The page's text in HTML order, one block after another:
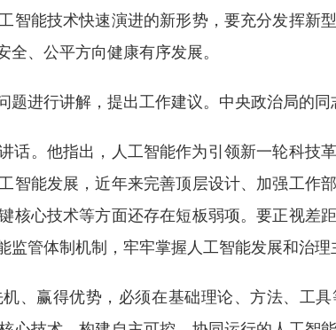
智能技术快速演进的新形势，要充分发挥新
、公平方向健康有序发展。
行讲解，提出工作建议。中央政治局的同
。他指出，人工智能作为引领新一轮科技
智能发展，近年来完善顶层设计、加强工作
核心技术等方面还存在短板弱项。要正视差
管体制机制，牢牢掌握人工智能发展和治理
赢得优势，必须在基础理论、方法、工